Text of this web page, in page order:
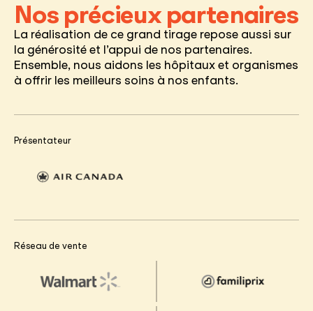
Nos précieux partenaires
La réalisation de ce grand tirage repose aussi sur
la générosité et l’appui de nos partenaires.
Ensemble, nous aidons les hôpitaux et organismes
à offrir les meilleurs soins à nos enfants.
Présentateur
Réseau de vente